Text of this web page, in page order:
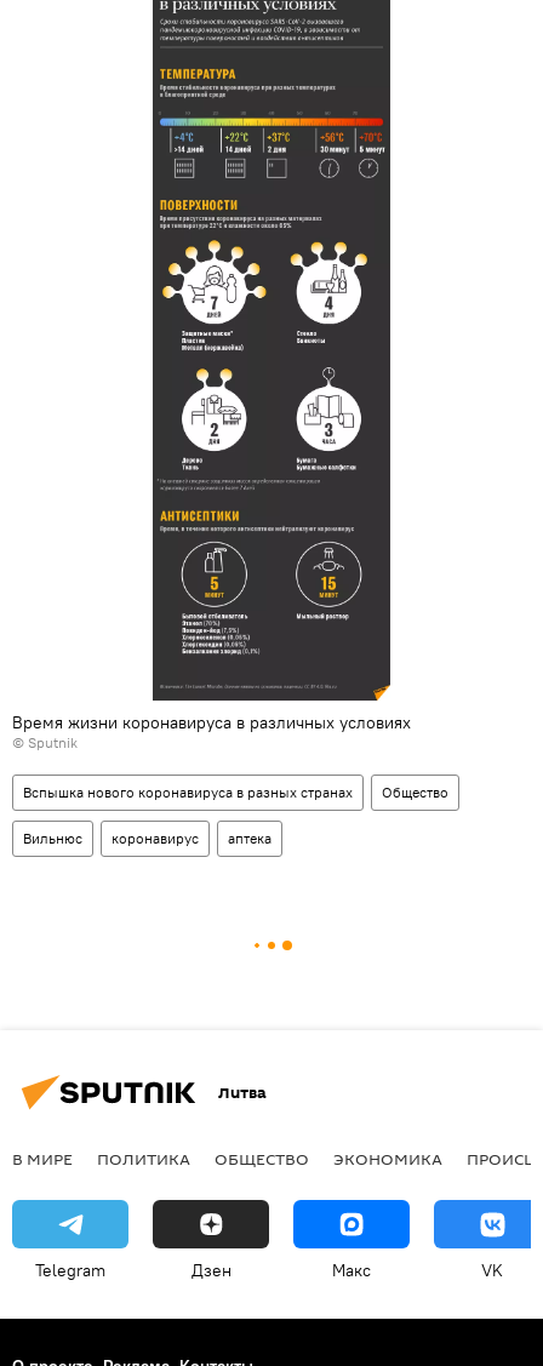
Время жизни коронавируса в различных условиях
© Sputnik
Вспышка нового коронавируса в разных странах Общество
Вильнюс коронавирус аптека
Литва
В МИРЕ ПОЛИТИКА ОБЩЕСТВО ЭКОНОМИКА
Telegram Дзен Макс VK